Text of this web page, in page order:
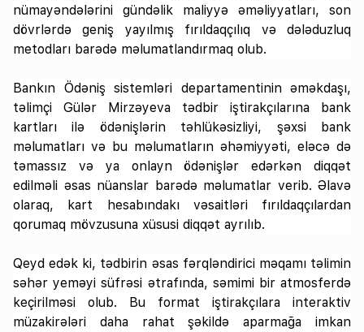
nümayəndələrini gündəlik maliyyə əməliyyatları, son
dövrlərdə geniş yayılmış fırıldaqçılıq və dələduzluq
metodları barədə məlumatlandırmaq olub.
Bankın Ödəniş sistemləri departamentinin əməkdaşı,
təlimçi Gülər Mirzəyeva tədbir iştirakçılarına bank
kartları ilə ödənişlərin təhlükəsizliyi, şəxsi bank
məlumatları və bu məlumatların əhəmiyyəti, eləcə də
təmassız və ya onlayn ödənişlər edərkən diqqət
edilməli əsas nüanslar barədə məlumatlar verib. Əlavə
olaraq, kart hesabındakı vəsaitləri fırıldaqçılardan
qorumaq mövzusuna xüsusi diqqət ayrılıb.
Qeyd edək ki, tədbirin əsas fərqləndirici məqamı təlimin
səhər yeməyi süfrəsi ətrafında, səmimi bir atmosferdə
keçirilməsi olub. Bu format iştirakçılara interaktiv
müzakirələri daha rahat şəkildə aparmağa imkan